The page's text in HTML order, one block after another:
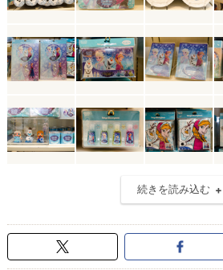
続きを読み込む